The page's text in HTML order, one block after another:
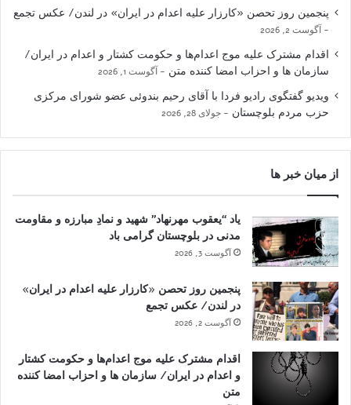
پنجمین روز تحصن «کارزار علیه اعدام در ایران» در لندن/ عکس تجمع
آگوست 2, 2026
اقدام مشترک علیه موج اعدام‌ها و حکومت کشتار و اعدام در ایران/
سازمان ها و احزاب امضا کننده متن
آگوست 1, 2026
ویدیو گفتگوی رادیو فردا با آقای رحیم بندوئی عضو شورای مرکزی
حزب مردم بلوچستان
جولای 28, 2026
از میان خبر ها
یاد “یعقوب مهرنهاد” شهید و نمادِ مبارزه و مقاومت
مدنی در بلوچستان گرامی باد
آگوست 3, 2026
پنجمین روز تحصن «کارزار علیه اعدام در ایران»
در لندن/ عکس تجمع
آگوست 2, 2026
اقدام مشترک علیه موج اعدام‌ها و حکومت کشتار
و اعدام در ایران/ سازمان ها و احزاب امضا کننده
متن